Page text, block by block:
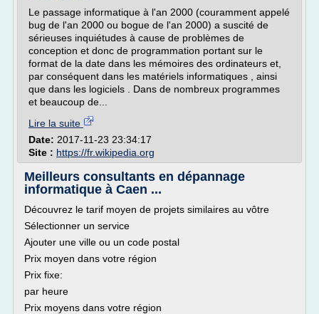
Le passage informatique à l'an 2000 (couramment appelé
bug de l'an 2000 ou bogue de l'an 2000) a suscité de
sérieuses inquiétudes à cause de problèmes de
conception et donc de programmation portant sur le
format de la date dans les mémoires des ordinateurs et,
par conséquent dans les matériels informatiques , ainsi
que dans les logiciels . Dans de nombreux programmes
et beaucoup de...
Lire la suite
Date: 2017-11-23 23:34:17
Site : https://fr.wikipedia.org
Meilleurs consultants en dépannage
informatique à Caen ...
Découvrez le tarif moyen de projets similaires au vôtre
Sélectionner un service
Ajouter une ville ou un code postal
Prix moyen dans votre région
Prix fixe:
par heure
Prix moyens dans votre région